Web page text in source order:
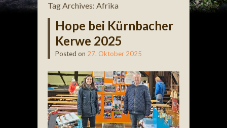
Tag Archives: Afrika
Hope bei Kürnbacher
Kerwe 2025
Posted on 27. Oktober 2025